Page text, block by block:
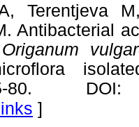
Terentjeva
Antibacterial
Origanum
80.
]